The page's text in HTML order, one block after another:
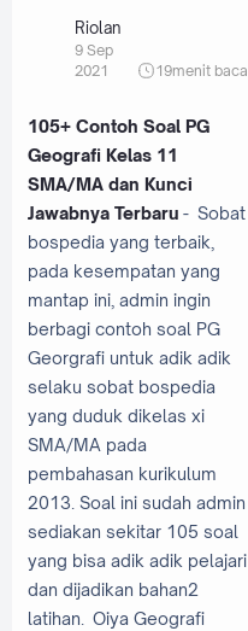
Riolan
9 Sep
2021
19menit baca
105+ Contoh Soal PG
Geografi Kelas 11
SMA/MA dan Kunci
Jawabnya Terbaru - Sobat
bospedia yang terbaik,
pada kesempatan yang
mantap ini, admin ingin
berbagi contoh soal PG
Georgrafi untuk adik adik
selaku sobat bospedia
yang duduk dikelas xi
SMA/MA pada
pembahasan kurikulum
2013. Soal ini sudah admin
sediakan sekitar 105 soal
yang bisa adik adik pelajari
dan dijadikan bahan2
latihan. Oiya Geografi